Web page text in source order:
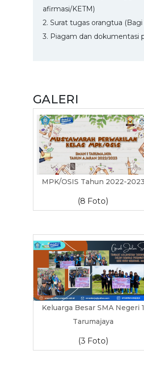
afirmasi/KETM)
2. Surat tugas orangtua
3. Piagam dan dokumentasi
GALERI
MPK/OSIS Tahun 2022-2023
(8 Foto)
Keluarga Besar SMA Negeri 1
Tarumajaya
(3 Foto)